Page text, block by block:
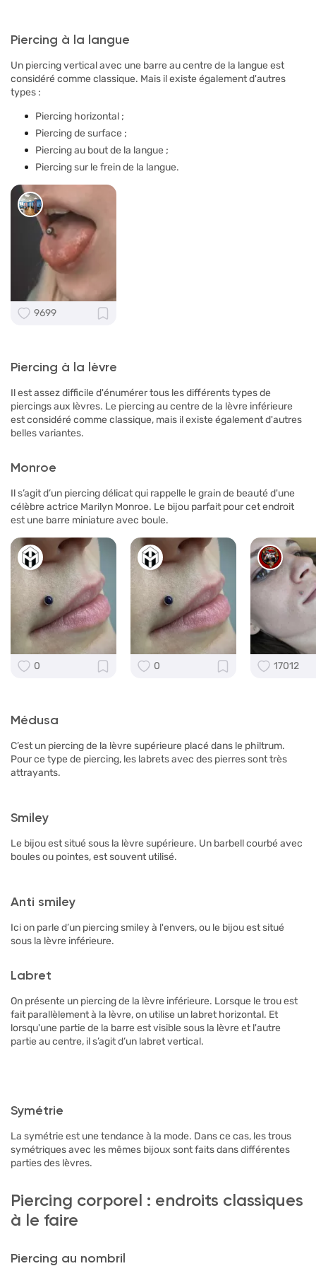
Piercing à la langue
Un piercing vertical avec une barre au centre de la langue est
considéré comme classique. Mais il existe également d'autres
types :
Piercing horizontal ;
Piercing de surface ;
Piercing au bout de la langue ;
Piercing sur le frein de la langue.
9699
Piercing à la lèvre
Il est assez difficile d'énumérer tous les différents types de
piercings aux lèvres. Le piercing au centre de la lèvre inférieure
est considéré comme classique, mais il existe également d'autres
belles variantes.
Monroe
Il s’agit d’un piercing délicat qui rappelle le grain de beauté d'une
célèbre actrice Marilyn Monroe. Le bijou parfait pour cet endroit
est une barre miniature avec boule.
0 0 17012
Médusa
C’est un piercing de la lèvre supérieure placé dans le philtrum.
Pour ce type de piercing, les labrets avec des pierres sont très
attrayants.
Smiley
Le bijou est situé sous la lèvre supérieure. Un barbell courbé avec
boules ou pointes, est souvent utilisé.
Anti smiley
Ici on parle d’un piercing smiley à l'envers, ou le bijou est situé
sous la lèvre inférieure.
Labret
On présente un piercing de la lèvre inférieure. Lorsque le trou est
fait parallèlement à la lèvre, on utilise un labret horizontal. Et
lorsqu'une partie de la barre est visible sous la lèvre et l'autre
partie au centre, il s’agit d’un labret vertical.
Symétrie
La symétrie est une tendance à la mode. Dans ce cas, les trous
symétriques avec les mêmes bijoux sont faits dans différentes
parties des lèvres.
Piercing corporel : endroits classiques
à le faire
Piercing au nombril